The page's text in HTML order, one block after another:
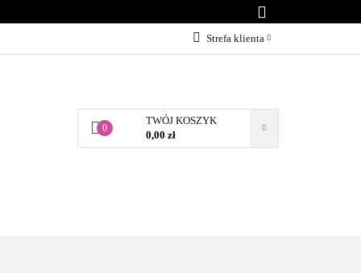
Strefa klienta
Dodaj zgłoszenie
Zgody cookies
0
TWÓJ KOSZYK
0,00 zł